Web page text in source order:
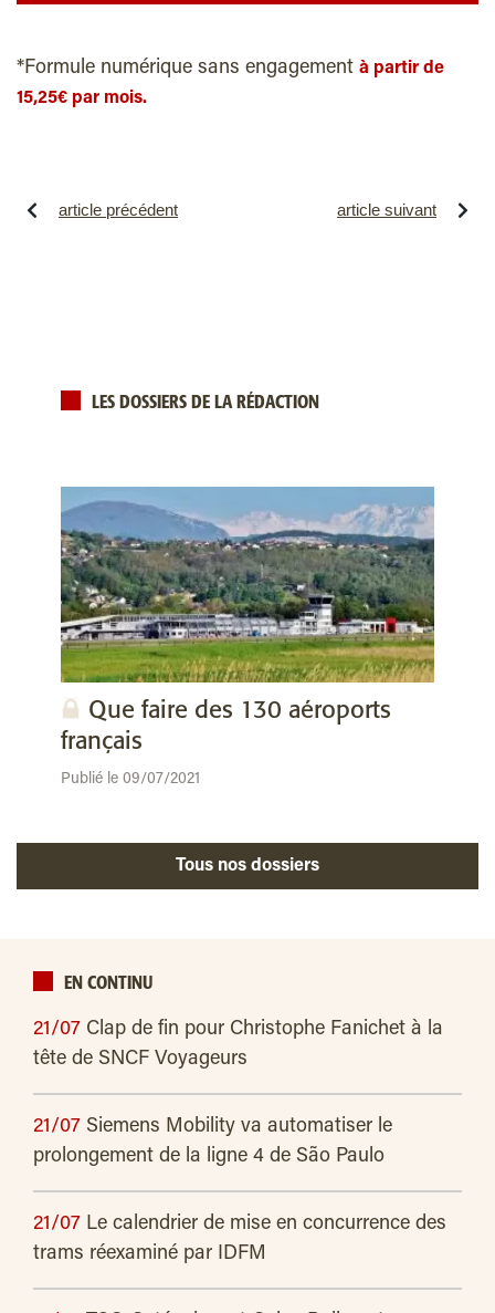
*Formule numérique sans engagement à partir de
15,25€ par mois.
article précédent article suivant
LES DOSSIERS DE LA RÉDACTION
Que faire des 130 aéroports
français
Publié le 09/07/2021
Tous nos dossiers
EN CONTINU
21/07 Clap de fin pour Christophe Fanichet à la
tête de SNCF Voyageurs
21/07 Siemens Mobility va automatiser le
prolongement de la ligne 4 de São Paulo
21/07 Le calendrier de mise en concurrence des
trams réexaminé par IDFM